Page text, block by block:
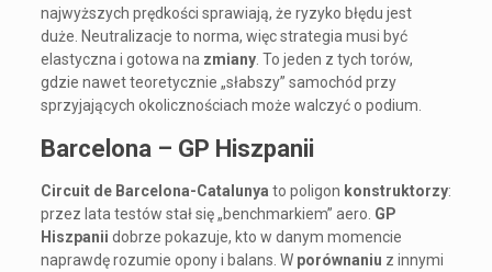
najwyższych prędkości sprawiają, że ryzyko błędu jest
duże. Neutralizacje to norma, więc strategia musi być
elastyczna i gotowa na zmiany. To jeden z tych torów,
gdzie nawet teoretycznie „słabszy” samochód przy
sprzyjających okolicznościach może walczyć o podium.
Barcelona – GP Hiszpanii
Circuit de Barcelona-Catalunya to poligon konstruktorzy:
przez lata testów stał się „benchmarkiem” aero. GP
Hiszpanii dobrze pokazuje, kto w danym momencie
naprawdę rozumie opony i balans. W porównaniu z innymi